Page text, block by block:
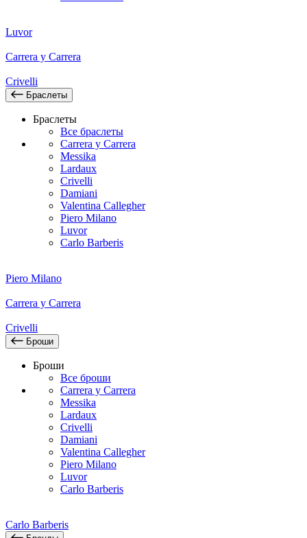
Luvor
Carrera y Carrera
Crivelli
Браслеты
Браслеты
Все браслеты
Carrera y Carrera
Messika
Lardaux
Crivelli
Damiani
Valentina Callegher
Piero Milano
Luvor
Carlo Barberis
Piero Milano
Carrera y Carrera
Crivelli
Броши
Броши
Все броши
Carrera y Carrera
Messika
Lardaux
Crivelli
Damiani
Valentina Callegher
Piero Milano
Luvor
Carlo Barberis
Carlo Barberis